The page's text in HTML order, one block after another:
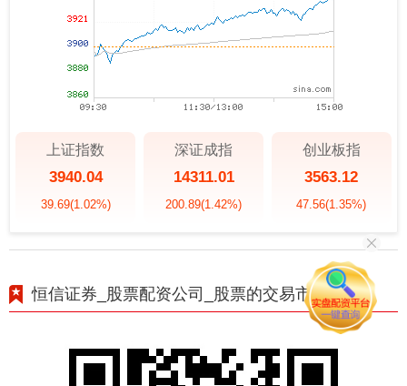
上证指数
3940.04
39.69(1.02%)
深证成指
14311.01
200.89(1.42%)
创业板指
3563.12
47.56(1.35%)
恒信证券_股票配资公司_股票的交易市场